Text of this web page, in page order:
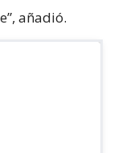
añadió.